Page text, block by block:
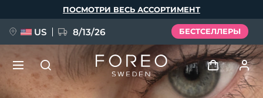
ПОСМОТРИ ВЕСЬ АССОРТИМЕНТ
US 8/13/26 БЕСТСЕЛЛЕРЫ